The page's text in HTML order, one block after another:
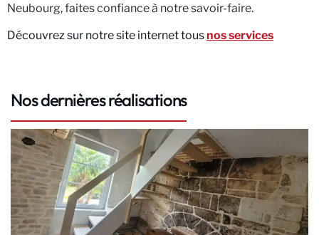
Neubourg, faites confiance à notre savoir-faire.
Découvrez sur notre site internet tousnos services
Nos dernières réalisations